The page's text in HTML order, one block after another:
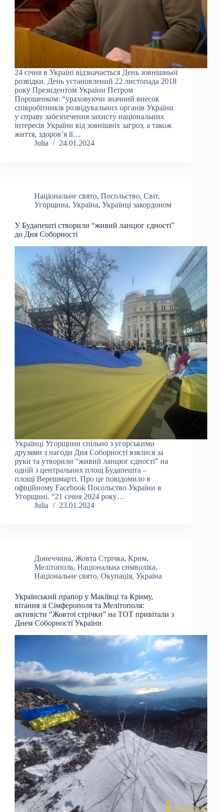
24 січня в Україні відзначається День зовнішньої
розвідки. День установлений 22 листопада 2018
року Президентом України Петром
Порошенком: “ураховуючи значний внесок
співробітників розвідувальних органів України
у справу забезпечення захисту національних
інтересів України від зовнішніх загроз, а також
життя, здоров’я її…
Julia
24.01.2024
Національне свято, Посольство, Світ,
Угорщина, Україна, Українці закордоном
У Будапешті створили “живий ланцюг єдності”
до Дня Соборності
Українці Угорщини спільно з угорськими
друзями з нагоди Дня Соборності взялися за
руки та утворили “живий ланцюг єдності” на
одній з центральних площ Будапешта –
площі Верешмарті. Про це повідомило в
офіційному Facebook Посольство України в
Угорщині. “21 січня 2024 року…
Julia
23.01.2024
Донеччина, Жовта Стрічка, Крим,
Мелітополь, Національна символіка,
Національне свято, Окупація, Україна
Український прапор у Макіївці та Криму,
вітання зі Сімферополя та Мелітополя:
активісти “Жовтої стрічки” на ТОТ привітали з
Днем Соборності України